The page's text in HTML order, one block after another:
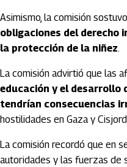
Asimismo, la comisión
obligaciones del derecho
la protección de la niñez.
La comisión advirtió que las
educación y el desarrollo
tendrían consecuencias
hostilidades en Gaza y
La comisión recordó que en
autoridades y las fuerzas de